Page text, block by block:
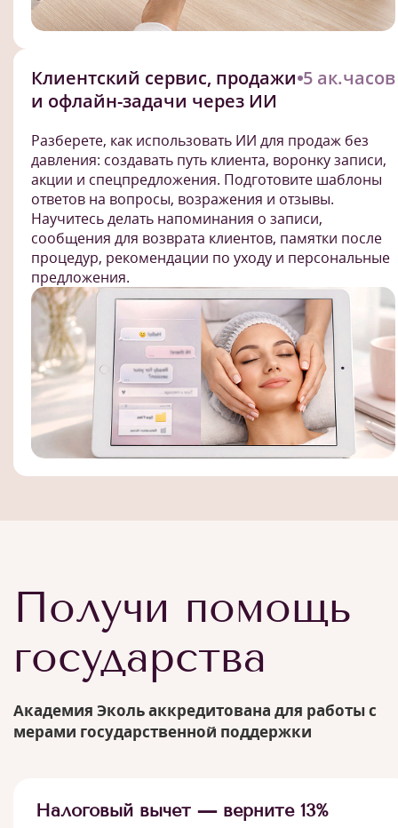
Клиентский сервис, продажи
и офлайн-задачи через ИИ
5 ак.часов
Разберете, как использовать ИИ для продаж без
давления: создавать путь клиента, воронку записи,
акции и спецпредложения. Подготовите шаблоны
ответов на вопросы, возражения и отзывы.
Научитесь делать напоминания о записи,
сообщения для возврата клиентов, памятки после
процедур, рекомендации по уходу и персональные
предложения.
Получи помощь
государства
Академия Эколь аккредитована для работы с
мерами государственной поддержки
Налоговый вычет — верните 13%